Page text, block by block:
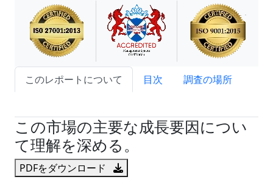
このレポートについて 目次
調査の場所
この市場の主要な成長要因につい
て理解を深める。
PDFをダウンロード